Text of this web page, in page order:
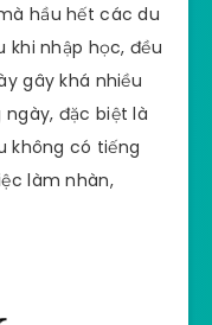
hầu hết các du
khi nhập học, đều
gây khá nhiều
đặc biệt là
không có tiếng
làm nhàn,